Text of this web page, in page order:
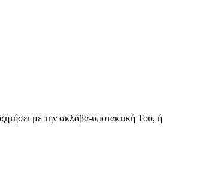
με την σκλάβα-υποτακτική Του, ή